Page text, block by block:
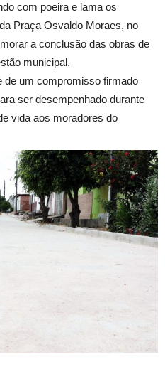
com poeira e lama os
Praça Osvaldo Moraes, no
a conclusão das obras de
municipal.
de um compromisso firmado
ser desempenhado durante
vida aos moradores do